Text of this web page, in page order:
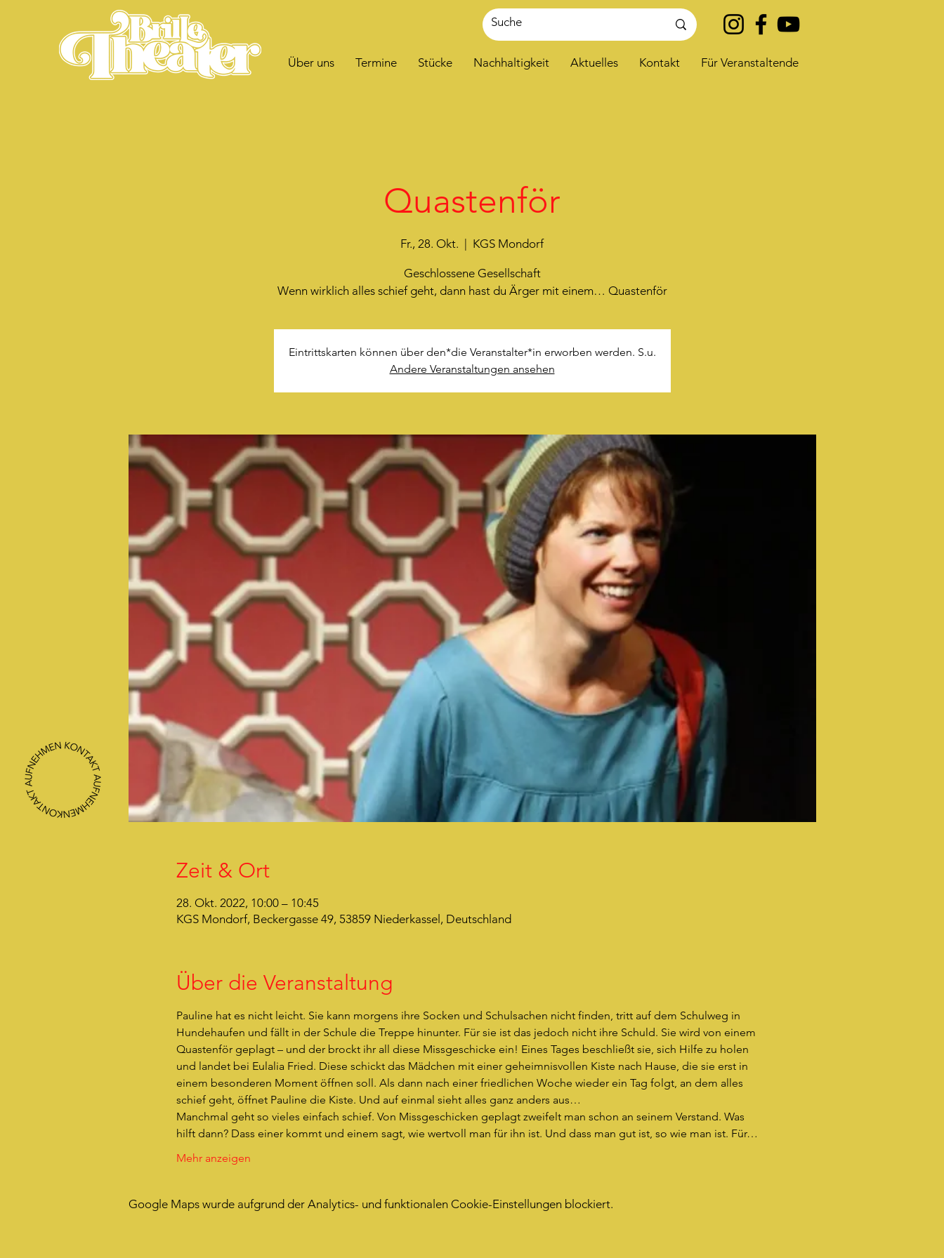
Über uns Termine Stücke Nachhaltigkeit Aktuelles Kontakt Für Veranstaltende
Quastenför
Fr., 28. Okt. KGS Mondorf
Geschlossene Gesellschaft
Wenn wirklich alles schief geht, dann hast du Ärger mit einem… Quastenför
Eintrittskarten können über den*die Veranstalter*in erworben werden. S.u.
Andere Veranstaltungen ansehen
Zeit & Ort
28. Okt. 2022, 10:00 – 10:45
KGS Mondorf, Beckergasse 49, 53859 Niederkassel, Deutschland
Über die Veranstaltung
Pauline hat es nicht leicht. Sie kann morgens ihre Socken und Schulsachen nicht finden, tritt auf dem Schulweg in
Hundehaufen und fällt in der Schule die Treppe hinunter. Für sie ist das jedoch nicht ihre Schuld. Sie wird von einem
Quastenför geplagt – und der brockt ihr all diese Missgeschicke ein! Eines Tages beschließt sie, sich Hilfe zu holen
und landet bei Eulalia Fried. Diese schickt das Mädchen mit einer geheimnisvollen Kiste nach Hause, die sie erst in
einem besonderen Moment öffnen soll. Als dann nach einer friedlichen Woche wieder ein Tag folgt, an dem alles
schief geht, öffnet Pauline die Kiste. Und auf einmal sieht alles ganz anders aus…
Manchmal geht so vieles einfach schief. Von Missgeschicken geplagt zweifelt man schon an seinem Verstand. Was
hilft dann? Dass einer kommt und einem sagt, wie wertvoll man für ihn ist. Und dass man gut ist, so wie man ist. Für…
Mehr anzeigen
Google Maps wurde aufgrund der Analytics- und funktionalen Cookie-Einstellungen blockiert.